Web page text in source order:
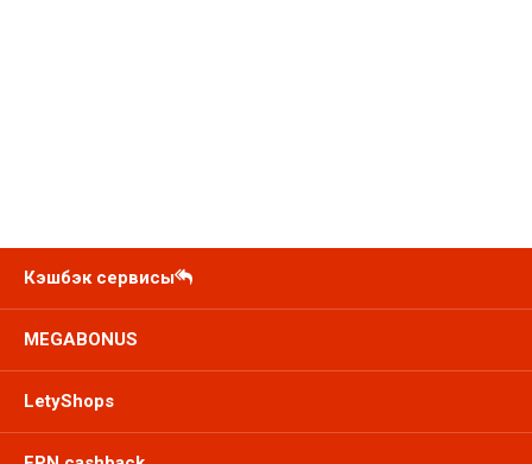
Кэшбэк сервисы
MEGABONUS
LetyShops